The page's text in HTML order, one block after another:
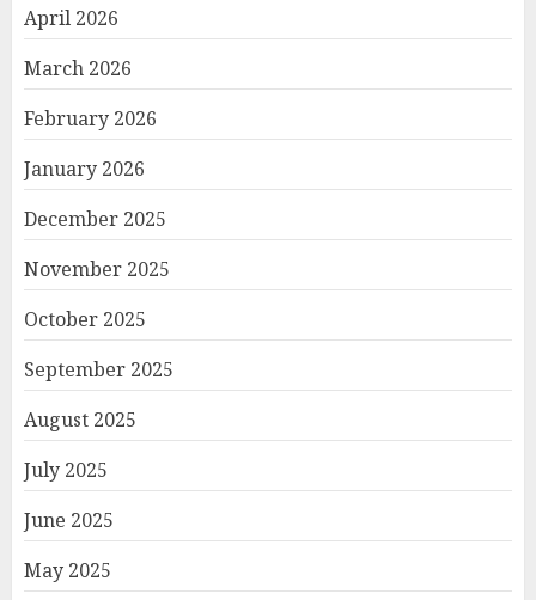
April 2026
March 2026
February 2026
January 2026
December 2025
November 2025
October 2025
September 2025
August 2025
July 2025
June 2025
May 2025